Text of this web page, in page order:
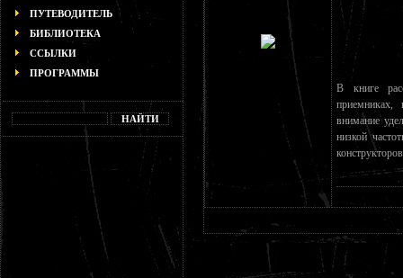
ПУТЕВОДИТЕЛЬ
БИБЛИОТЕКА
ССЫЛКИ
ПРОГРАММЫ
В книге
приемниках,
внимание
низкой